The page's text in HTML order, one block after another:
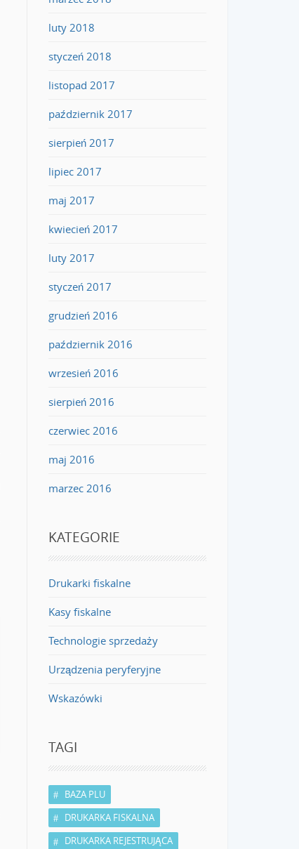
luty 2018
styczeń 2018
listopad 2017
październik 2017
sierpień 2017
lipiec 2017
maj 2017
kwiecień 2017
luty 2017
styczeń 2017
grudzień 2016
październik 2016
wrzesień 2016
sierpień 2016
czerwiec 2016
maj 2016
marzec 2016
KATEGORIE
Drukarki fiskalne
Kasy fiskalne
Technologie sprzedaży
Urządzenia peryferyjne
Wskazówki
TAGI
BAZA PLU
DRUKARKA FISKALNA
DRUKARKA REJESTRUJĄCA